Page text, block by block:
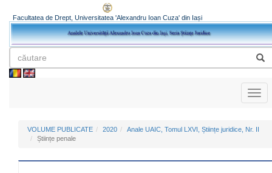
Facultatea de Drept, Universitatea 'Alexandru Ioan Cuza' din Iași
VOLUME PUBLICATE 2020
Anale UAIC, Tomul LXVI, Științe juridice, Nr. II
Științe penale